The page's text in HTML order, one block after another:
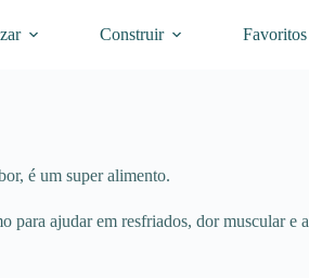
Construir Favoritos
é um super alimento.
ajudar em resfriados, dor muscular e